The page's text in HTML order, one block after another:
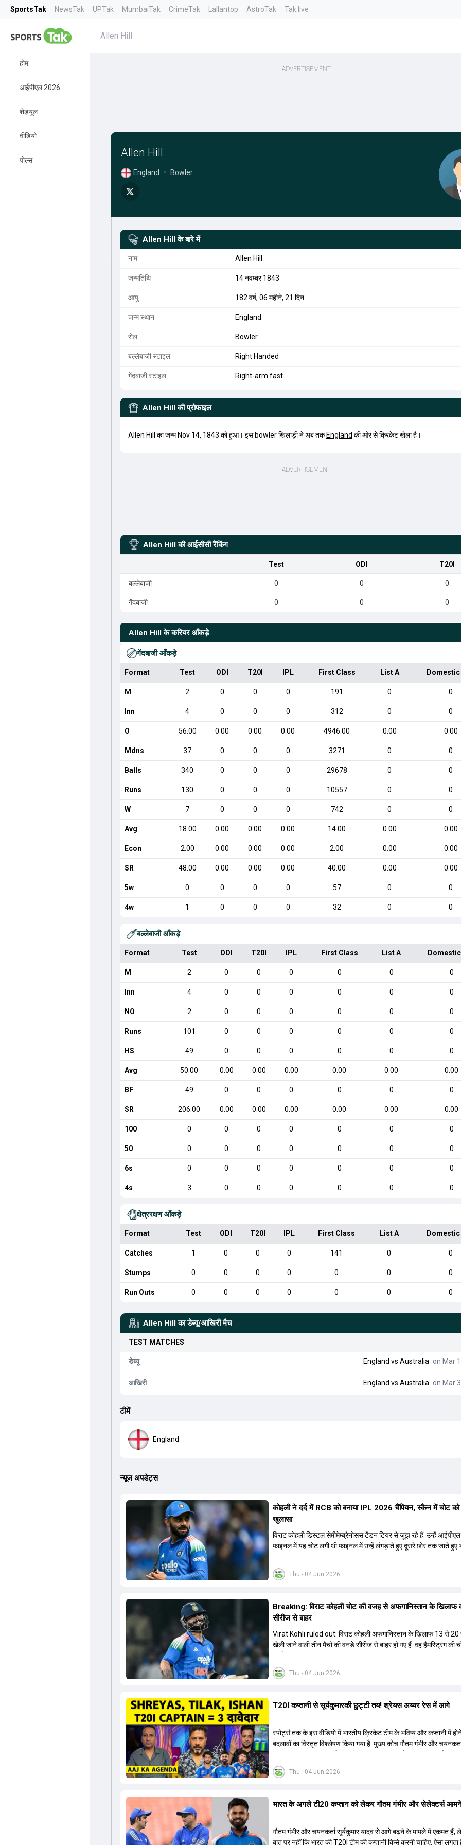
SportsTak NewsTak UPTak MumbaiTak CrimeTak Lallantop AstroTak Tak.live
होम
आईपीएल 2026
शेड्यूल
वीडियो
पोल्स
Allen Hill
Allen Hill
England • Bowler
Allen Hill के बारे में
नाम Allen Hill
जन्मतिथि 14 नवम्बर 1843
आयु 182 वर्ष, 06 महीने, 21 दिन
जन्म स्थान England
रोल Bowler
बल्लेबाजी स्टाइल Right Handed
गेंदबाजी स्टाइल Right-arm fast
Allen Hill की प्रोफाइल
Allen Hill का जन्म Nov 14, 1843 को हुआ। इस bowler खिलाड़ी ने अब तक England की ओर से क्रिकेट खेला है।
Allen Hill की आईसीसी रैंकिंग
Test ODI T20I
बल्लेबाजी 0 0 0
गेंदबाजी 0 0 0
Allen Hill के करियर आँकड़े
गेंदबाजी आँकड़े
Format Test ODI T20I IPL First Class List A
M 2 0 0 0 191 0 0
Inn 4 0 0 0 312 0 0
O 56.00 0.00 0.00 0.00 4946.00 0.00 0.00
Mdns 37 0 0 0 3271 0 0
Balls 340 0 0 0 29678 0 0
Runs 130 0 0 0 10557 0 0
W 7 0 0 0 742 0 0
Avg 18.00 0.00 0.00 0.00 14.00 0.00 0.00
Econ 2.00 0.00 0.00 0.00 2.00 0.00 0.00
SR 48.00 0.00 0.00 0.00 40.00 0.00 0.00
5w 0 0 0 0 57 0 0
4w 1 0 0 0 32 0 0
बल्लेबाजी आँकड़े
Format Test ODI T20I IPL First Class List A
M 2 0 0 0 0 0 0
Inn 4 0 0 0 0 0 0
NO 2 0 0 0 0 0 0
Runs 101 0 0 0 0 0 0
HS 49 0 0 0 0 0 0
Avg 50.00 0.00 0.00 0.00 0.00 0.00 0.00
BF 49 0 0 0 0 0 0
SR 206.00 0.00 0.00 0.00 0.00 0.00 0.00
100 0 0 0 0 0 0 0
50 0 0 0 0 0 0 0
6s 0 0 0 0 0 0 0
4s 3 0 0 0 0 0 0
क्षेत्ररक्षण आँकड़े
Format Test ODI T20I IPL First Class List A
Catches 1 0 0 0 141 0 0
Stumps 0 0 0 0 0 0 0
Run Outs 0 0 0 0 0 0 0
Allen Hill का डेब्यू/आखिरी मैच
TEST MATCHES
डेब्यू England vs Australia on Mar
आखिरी England vs Australia on Mar
टीमें
England
न्यूज अपडेट्स
Thu - 04 Jun 2026
कोहली ने दर्द में RCB को बनाया IPL 2026 चैंप‍ियन, स्कैन में चोट को लेकर
खुलासा
विराट कोहली डिस्टल सेमीमेम्ब्रेनोसस टेंडन टियर से जूझ रहे हैं. उन्हें
फाइनल में यह चोट लगी थी.फाइनल में उन्हें लंगड़ाते हुए दूसरे छोर तक जाते हुए
Thu - 04 Jun 2026
Breaking: विराट कोहली चोट की वजह से अफगान‍िस्तान के ख‍िलाफ
सीरीज से बाहर
Virat Kohli ruled out: विराट कोहली अफगान‍िस्तान के ख‍िलाफ 13 से
खेली जाने वाली तीन मैचों की वनडे सीरीज से बाहर हो गए हैं. वह हैमस्ट्रिंग
Thu - 04 Jun 2026
T20I कप्तानी से सूर्यकुमारकी छुट्टी तय! श्रेयस अय्यर रेस में आगे
स्पोर्ट्स तक के इस वीडियो में भारतीय क्रिकेट टीम के भविष्य और कप्तानी में
बदलावों का विस्तृत विश्लेषण किया गया है. मुख्य कोच गौतम गंभीर और
बना रहे हैं. चर्चा के अनुसार, सूर्यकुमार यादव के स्थान पर श्रेयस अय्यर को
नया कप्तान नियुक्त किया जा सकता है, जबकि तिलक वर्मा और ईशान किशन
और संजू सैमसन की ओपनिंग भूमिका और टेस्ट क्रिकेट के भविष्य पर भी प्रकाश
रूल का ऑलराउंडर्स पर प्रभाव और भारत-अफगानिस्तान टेस्ट मैच जैसे
पर तथ्यात्मक जानकारी साझा की गई है.
भारत के अगले टी20 कप्तान को लेकर गौतम गंभीर और सेलेक्टर्स
गौतम गंभीर और चयनकर्ता सूर्यकुमार यादव से आगे बढ़ने के मामले में एकमत हैं,
बात पर नहीं कि भारत की T20I टीम की कप्तानी किसे करनी चाहिए. ऐसा लगता